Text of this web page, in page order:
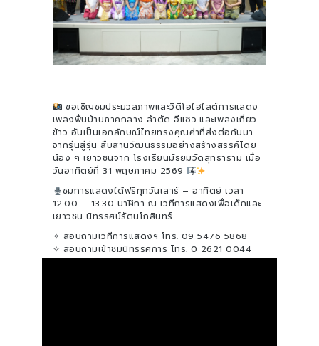
ขอเชิญชมประมวลภาพและวิดีโอไฮไลต์การแสดง
เพลงพื้นบ้านภาคกลาง ลำตัด อีแซว และเพลงเกี่ยว
ข้าว อันเป็นเอกลักษณ์ไทยทรงคุณค่าที่ส่งต่อกันมา
จากรุ่นสู่รุ่น สืบสานวัฒนธรรมอย่างสร้างสรรค์โดย
น้อง ๆ เยาวชนจาก โรงเรียนมัธยมวัดสุทธาราม เมื่อ
วันอาทิตย์ที่ 31 พฤษภาคม 2569
ชมการแสดงได้ฟรีทุกวันเสาร์ – อาทิตย์ เวลา
12.00 – 13.30 นาฬิกา ณ เวทีการแสดงเพื่อเด็กและ
เยาวชน นิทรรศน์รัตนโกสินทร์
✧ สอบถามเวทีการแสดงฯ โทร. 09 5476 5868
✧ สอบถามเข้าชมนิทรรศการ โทร. 0 2621 0044